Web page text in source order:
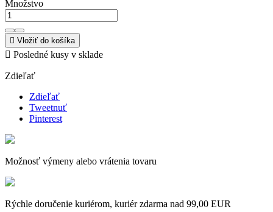
Množstvo
 Vložiť do košíka
 Posledné kusy v sklade
Zdieľať
Zdieľať
Tweetnuť
Pinterest
Možnosť výmeny alebo vrátenia tovaru
Rýchle doručenie kuriérom, kuriér zdarma nad 99,00 EUR